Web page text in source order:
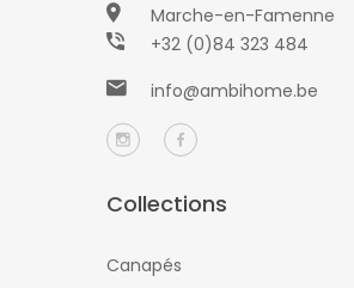
Marche-en-Famenne
+32 (0)84 323 484
info@ambihome.be
Collections
Canapés